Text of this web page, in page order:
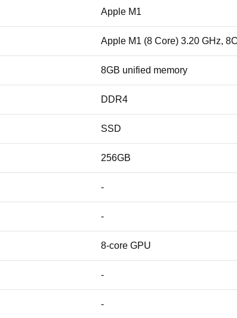
Apple M1
Apple M1 (8 Core) 3.20 GHz,
8GB unified memory
DDR4
SSD
256GB
-
-
8-core GPU
-
-